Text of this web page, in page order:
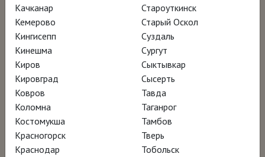
Качканар
Кемерово
Кингисепп
Кинешма
Киров
Кировград
Ковров
Коломна
Костомукша
Красногорск
Краснодар
Староуткинск
Старый Оскол
Суздаль
Сургут
Сыктывкар
Сысерть
Тавда
Таганрог
Тамбов
Тверь
Тобольск